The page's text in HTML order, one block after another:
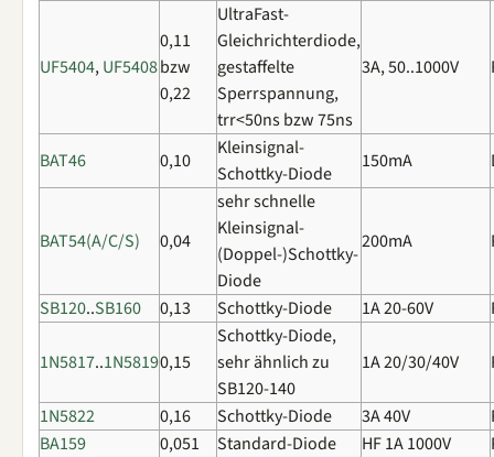
UF5404,UF5408
0,11
bzw
0,22
UltraFast-
Gleichrichterdiode,
gestaffelte
Sperrspannung,
trr<50ns bzw 75ns
3A, 50..1000V
BAT46 0,10
Kleinsignal-
Schottky-Diode
150mA
BAT54(A/C/S) 0,04
sehr schnelle
Kleinsignal-
(Doppel-)Schottky-
Diode
200mA
SB120..SB160 0,13 Schottky-Diode 1A 20-60V
1N5817..1N58190,15
Schottky-Diode,
sehr ähnlich zu
SB120-140
1A 20/30/40V
1N5822 0,16 Schottky-Diode 3A 40V
BA159
0,051 Standard-Diode HF 1A 1000V